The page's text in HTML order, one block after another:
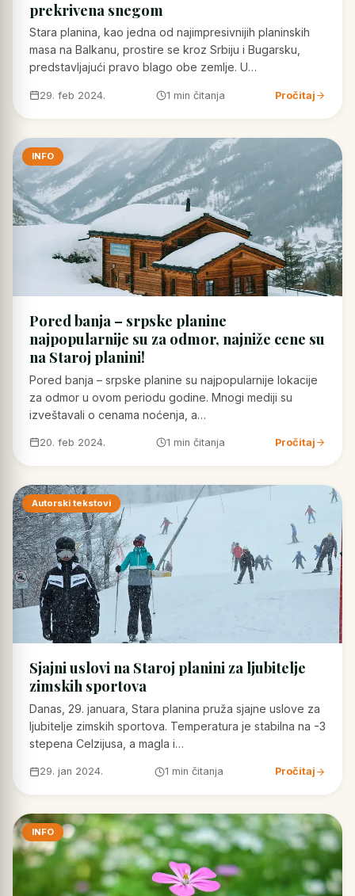
prekrivena snegom
Stara planina, kao jedna od najimpresivnijih planinskih
masa na Balkanu, prostire se kroz Srbiju i Bugarsku,
predstavljajući pravo blago obe zemlje. U…
29. feb 2024. 1 min čitanja Pročitaj
INFO
Pored banja – srpske planine
najpopularnije su za odmor, najniže cene su
na Staroj planini!
Pored banja – srpske planine su najpopularnije lokacije
za odmor u ovom periodu godine. Mnogi mediji su
izveštavali o cenama noćenja, a…
20. feb 2024. 1 min čitanja Pročitaj
Autorski tekstovi
Sjajni uslovi na Staroj planini za ljubitelje
zimskih sportova
Danas, 29. januara, Stara planina pruža sjajne uslove za
ljubitelje zimskih sportova. Temperatura je stabilna na -3
stepena Celzijusa, a magla i…
29. jan 2024. 1 min čitanja Pročitaj
INFO